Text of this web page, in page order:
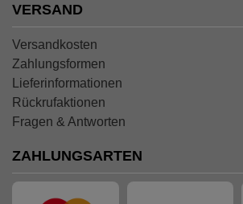
VERSAND
Versandkosten
Zahlungsformen
Lieferinformationen
Rückrufaktionen
Fragen & Antworten
ZAHLUNGSARTEN